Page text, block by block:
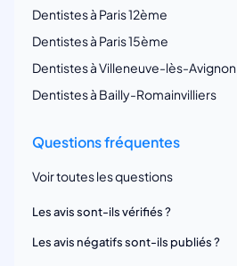
Dentistes à Paris 12ème
Dentistes à Paris 15ème
Dentistes à Villeneuve-lès-Avignon
Dentistes à Bailly-Romainvilliers
Questions fréquentes
Voir toutes les questions
Les avis sont-ils vérifiés ?
Les avis négatifs sont-ils publiés ?